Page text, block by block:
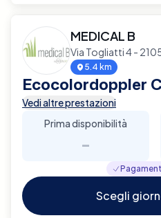
MEDICAL B
Via Togliatti 4 -
5.4 km
Ecocolordoppler
Vedi altre prestazioni
Prima disponibilità
-
Scegli